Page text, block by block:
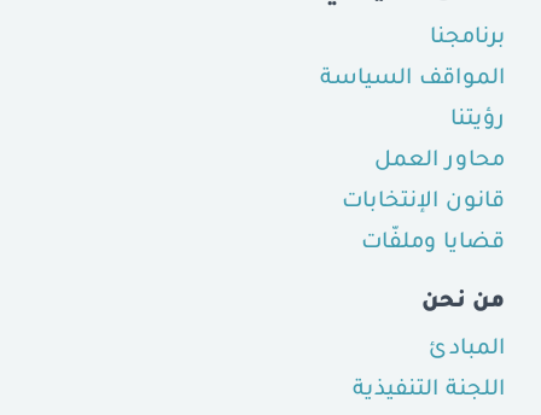
برنامجنا
المواقف السياسة
رؤيتنا
محاور العمل
قانون الإنتخابات
قضايا وملفّات
من نحن
المبادئ
اللجنة التنفيذية